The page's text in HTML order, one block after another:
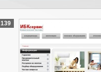
139